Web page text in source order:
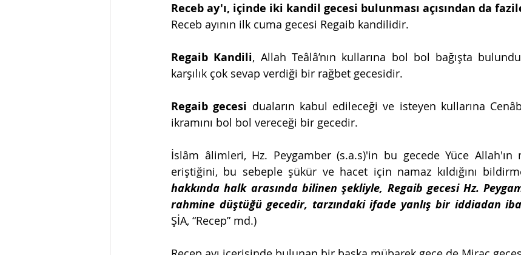
Receb ay'ı, içinde iki kandil gecesi bulunması açısından da
Receb ayının ilk cuma gecesi Regaib kandilidir.
Regaib Kandili, Allah Teâlâ’nın kullarına bol bol bağışta
karşılık çok sevap verdiği bir rağbet gecesidir.
Regaib gecesi duaların kabul edileceği ve isteyen kullarına
ikramını bol bol vereceği bir gecedir.
İslâm âlimleri, Hz. Peygamber (s.a.s)'in bu gecede Yüce Allah'ın
eriştiğini, bu sebeple şükür ve hacet için namaz kıldığını
hakkında halk arasında bilinen şekliyle, Regaib gecesi Hz.
rahmine düştüğü gecedir, tarzındaki ifade yanlış bir iddiadan
ŞİA, “Recep” md.)